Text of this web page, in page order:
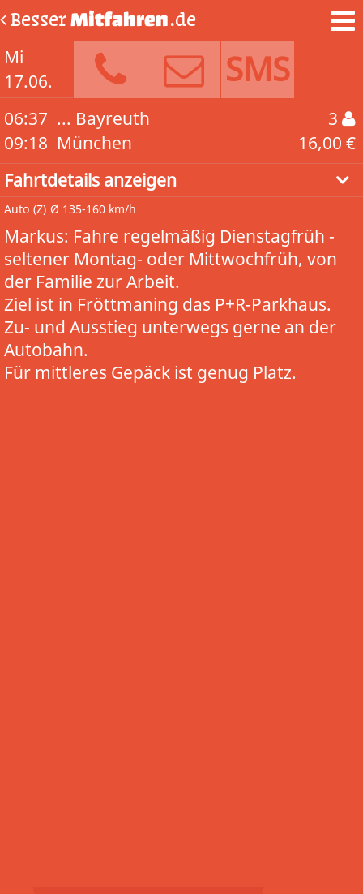
BesserMitfahren.de
Mi
17.06.
SMS
06:37
09:18
... Bayreuth
München
3
16,00 €
Fahrtdetails anzeigen
Auto (Z) Ø 135-160 km/h
Markus: Fahre regelmäßig Dienstagfrüh -
seltener Montag- oder Mittwochfrüh, von
der Familie zur Arbeit.
Ziel ist in Fröttmaning das P+R-Parkhaus.
Zu- und Ausstieg unterwegs gerne an der
Autobahn.
Für mittleres Gepäck ist genug Platz.